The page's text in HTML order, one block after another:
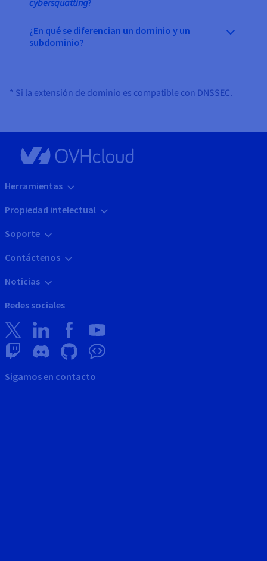
cybersquatting
¿En qué se diferencian un dominio y un
subdominio?
* Si la extensión de dominio es compatible con DNSSEC.
Herramientas
Propiedad intelectual
Soporte
Contáctenos
Noticias
Redes sociales
Sigamos en contacto